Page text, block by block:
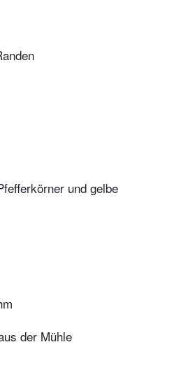
und gelbe
der Mühle